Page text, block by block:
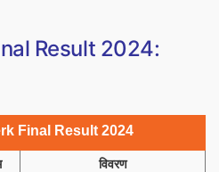
Result 2024:
Final Result 2024
विवरण